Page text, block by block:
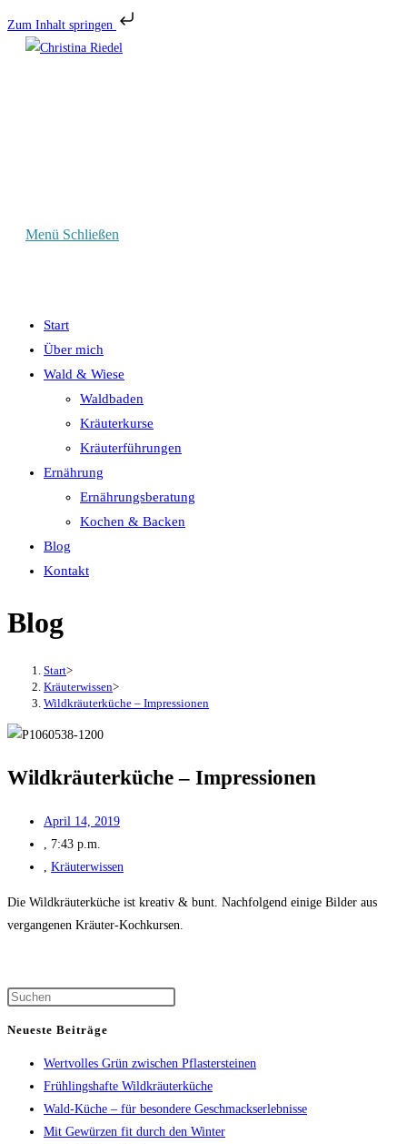
Zum Inhalt springen
Zum
Menü Schließen
Start
Über mich
Wald & Wiese
Waldbaden
Kräuterkurse
Kräuterführungen
Ernährung
Ernährungsberatung
Kochen & Backen
Blog
Kontakt
Blog
Start>
Kräuterwissen>
Wildkräuterküche – Impressionen
Wildkräuterküche – Impressionen
April 14, 2019
, 7:43 p.m.
, Kräuterwissen
Die Wildkräuterküche ist kreativ & bunt. Nachfolgend einige Bilder aus
vergangenen Kräuter-Kochkursen.
close
the
search
panel.
Neueste Beiträge
Wertvolles Grün zwischen Pflastersteinen
Frühlingshafte Wildkräuterküche
Wald-Küche – für besondere Geschmackserlebnisse
Mit Gewürzen fit durch den Winter